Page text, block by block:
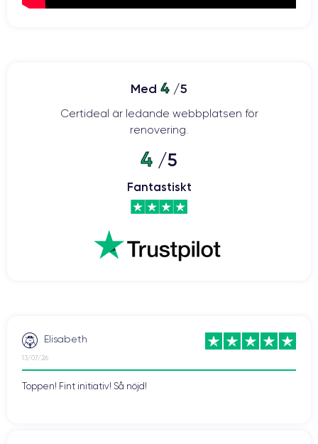
Med 4 /5
Certideal är ledande webbplatsen för
renovering.
4 /5
Fantastiskt
Elisabeth
13/07/26
Toppen! Fint initiativ! Så nöjd!